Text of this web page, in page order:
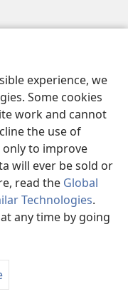
experience, we
Some cookies
work and cannot
the use of
only to improve
will ever be sold or
read the Global
Technologies.
any time by going
Society of Pennsylvania.